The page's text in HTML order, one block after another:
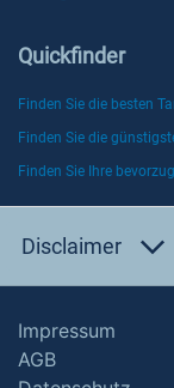
Quickfinder
Finden Sie die besten
Finden Sie die
Finden Sie Ihre
Disclaimer
Impressum
AGB